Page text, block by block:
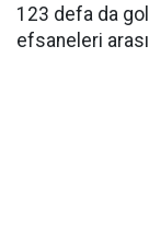
123 defa da gol
efsaneleri